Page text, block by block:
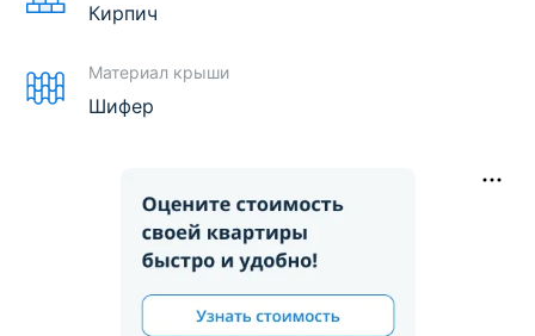
Кирпич
Материал крыши
Шифер